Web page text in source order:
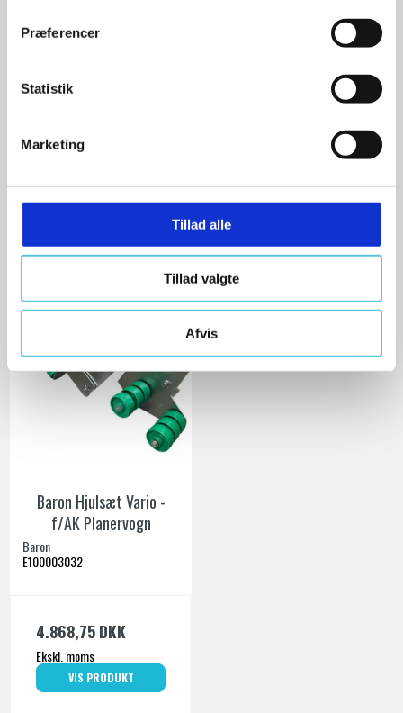
Præferencer
Statistik
Marketing
Tillad alle
Tillad valgte
Afvis
Baron Planerskinne t/AK
E100003029
4.075,00 DKK
VIS PRODUKT
Baron Hjulsæt Vario -
f/AK Planervogn
Baron
E100003032
4.868,75 DKK
Ekskl. moms
VIS PRODUKT